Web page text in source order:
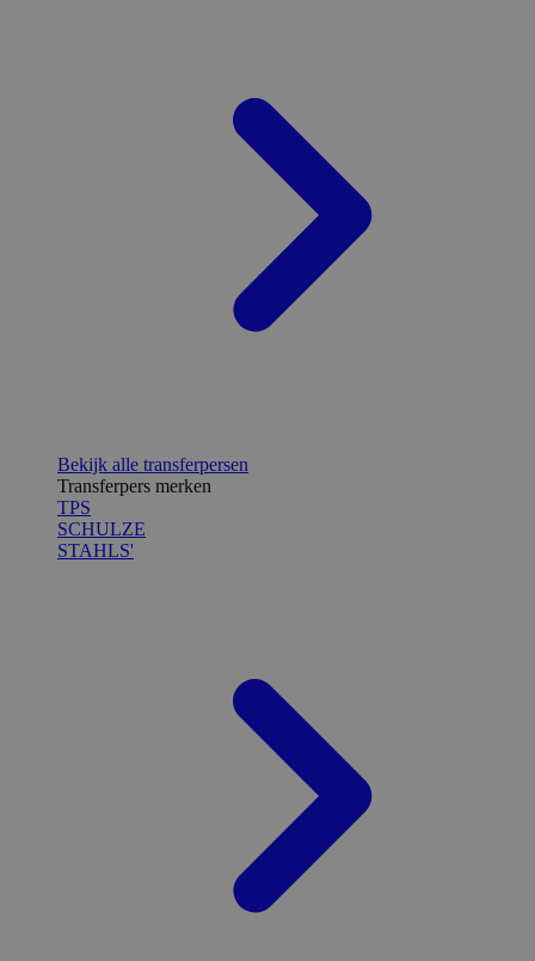
Bekijk alle transferpersen
Transferpers merken
TPS
SCHULZE
STAHLS'